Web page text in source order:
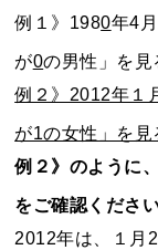
例１》1980年4
が0の男性」を見
例２》2012年
が1の女性」を見
例２》のように
をご確認ください
2012年は、１月